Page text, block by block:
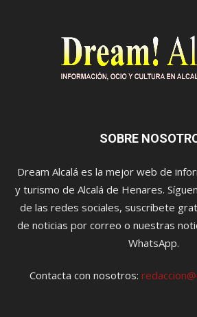
SOBRE
Dream Alcalá es la mejor web de
y turismo de Alcalá de Henares.
de las redes sociales, suscríbete
de noticias por correo o nuestras
WhatsApp.
Contacta con nosotros: